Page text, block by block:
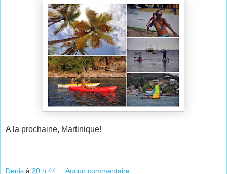
A la prochaine, Martinique!
Denis à 20 h 44 Aucun commentaire: